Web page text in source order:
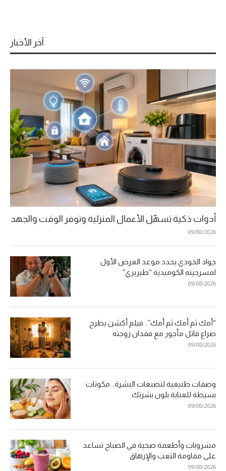
آخر الأخبار
أدوات ذكية تسهّل الأعمال المنزلية وتوفر الوقت والجهد
09/08/2026
جواد الخودي يحدد موعد العرض الأول
لمسرحيته الكوميدية “طيريري”
09/08/2026
“أمك ثم أمك ثم أمك”.. فيلم أكشن يطرح
صراع قاتل مأجور مع فقدان زوجته
09/08/2026
وصفات طبيعية لتصبغات البشرة.. مكونات
بسيطة للعناية بلون بشرتك
09/08/2026
مشروبات وأطعمة صحية في الصباح تساعد
على مقاومة التعب والإرهاق
09/08/2026